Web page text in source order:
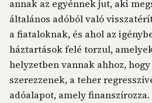
annak az egyénnek jut, aki
általános adóból való
a fiataloknak, és ahol az
háztartások felé torzul,
helyzetben vannak ahhoz,
szerezzenek, a teher
adóalapot, amely